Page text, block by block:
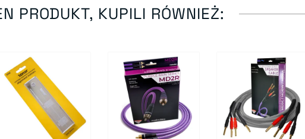
PRODUKT, KUPILI RÓWNIEŻ: